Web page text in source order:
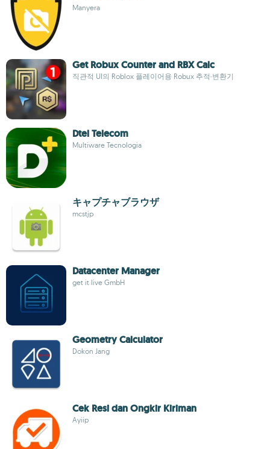
Manyera
Get Robux Counter and RBX Calc
직관적 UI의 Roblox 플레이어용 Robux 추적·변환기
Dtel Telecom
Multiware Tecnologia
キャプチャブラウザ
mcstjp
Datacenter Manager
get it live GmbH
Geometry Calculator
Dokon Jang
Cek Resi dan Ongkir Kiriman
Ayiip